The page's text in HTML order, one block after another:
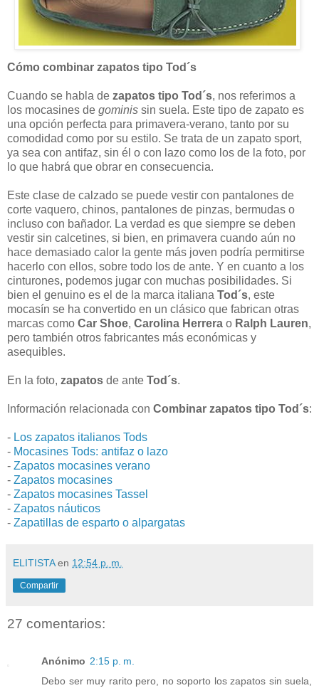
Cómo combinar zapatos tipo Tod´s
Cuando se habla de zapatos tipo Tod´s, nos referimos a
los mocasines de gominis sin suela. Este tipo de zapato es
una opción perfecta para primavera-verano, tanto por su
comodidad como por su estilo. Se trata de un zapato sport,
ya sea con antifaz, sin él o con lazo como los de la foto, por
lo que habrá que obrar en consecuencia.
Este clase de calzado se puede vestir con pantalones de
corte vaquero, chinos, pantalones de pinzas, bermudas o
incluso con bañador. La verdad es que siempre se deben
vestir sin calcetines, si bien, en primavera cuando aún no
hace demasiado calor la gente más joven podría permitirse
hacerlo con ellos, sobre todo los de ante. Y en cuanto a los
cinturones, podemos jugar con muchas posibilidades. Si
bien el genuino es el de la marca italiana Tod´s, este
mocasín se ha convertido en un clásico que fabrican otras
marcas como Car Shoe, Carolina Herrera o Ralph Lauren,
pero también otros fabricantes más económicas y
asequibles.
En la foto, zapatos de ante Tod´s.
Información relacionada con Combinar zapatos tipo Tod´s:
- Los zapatos italianos Tods
- Mocasines Tods: antifaz o lazo
- Zapatos mocasines verano
- Zapatos mocasines
- Zapatos mocasines Tassel
- Zapatos náuticos
- Zapatillas de esparto o alpargatas
ELITISTA en 12:54 p. m.
Compartir
27 comentarios:
Anónimo 2:15 p. m.
Debo ser muy rarito pero, no soporto los zapatos sin suela,